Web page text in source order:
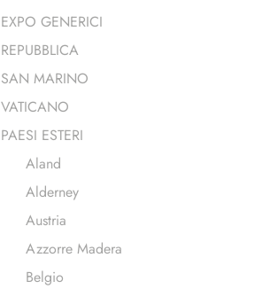
EXPO GENERICI
REPUBBLICA
SAN MARINO
VATICANO
PAESI ESTERI
Aland
Alderney
Austria
Azzorre Madera
Belgio